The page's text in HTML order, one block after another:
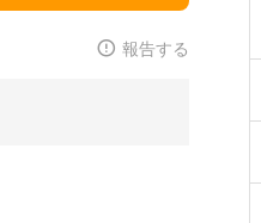
報告する